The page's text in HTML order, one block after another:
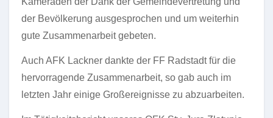
der Bevölkerung ausgesprochen und um weiterhin
gute Zusammenarbeit gebeten.
Auch AFK Lackner dankte der FF Radstadt für die
hervorragende Zusammenarbeit, so gab auch im
letzten Jahr einige Großereignisse zu abzuarbeiten.